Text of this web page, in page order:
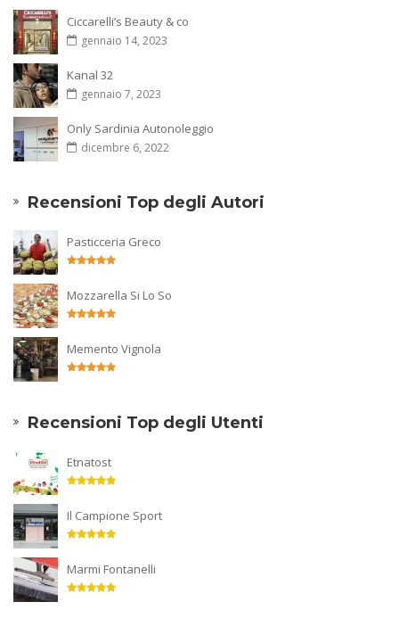
Ciccarelli’s Beauty & co
gennaio 14, 2023
Kanal 32
gennaio 7, 2023
Only Sardinia Autonoleggio
dicembre 6, 2022
Recensioni Top degli Autori
Pasticceria Greco
Mozzarella Si Lo So
Memento Vignola
Recensioni Top degli Utenti
Etnatost
Il Campione Sport
Marmi Fontanelli